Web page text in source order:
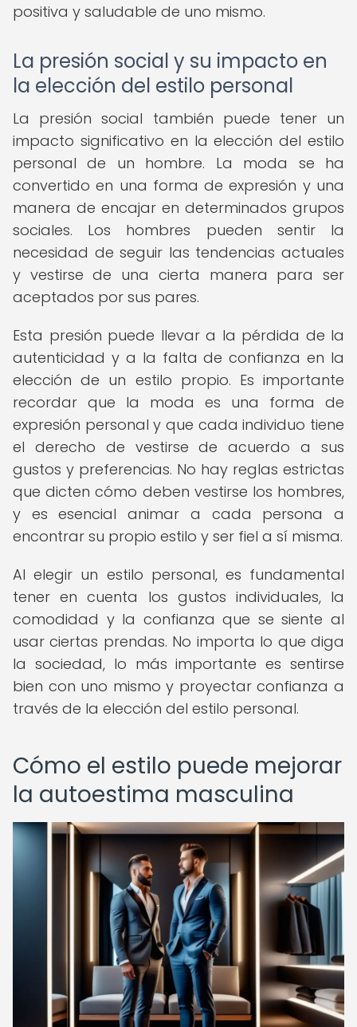
positiva y saludable de uno mismo.
La presión social y su impacto en
la elección del estilo personal
La presión social también puede tener un
impacto significativo en la elección del estilo
personal de un hombre. La moda se ha
convertido en una forma de expresión y una
manera de encajar en determinados grupos
sociales. Los hombres pueden sentir la
necesidad de seguir las tendencias actuales
y vestirse de una cierta manera para ser
aceptados por sus pares.
Esta presión puede llevar a la pérdida de la
autenticidad y a la falta de confianza en la
elección de un estilo propio. Es importante
recordar que la moda es una forma de
expresión personal y que cada individuo tiene
el derecho de vestirse de acuerdo a sus
gustos y preferencias. No hay reglas estrictas
que dicten cómo deben vestirse los hombres,
y es esencial animar a cada persona a
encontrar su propio estilo y ser fiel a sí misma.
Al elegir un estilo personal, es fundamental
tener en cuenta los gustos individuales, la
comodidad y la confianza que se siente al
usar ciertas prendas. No importa lo que diga
la sociedad, lo más importante es sentirse
bien con uno mismo y proyectar confianza a
través de la elección del estilo personal.
Cómo el estilo puede mejorar
la autoestima masculina